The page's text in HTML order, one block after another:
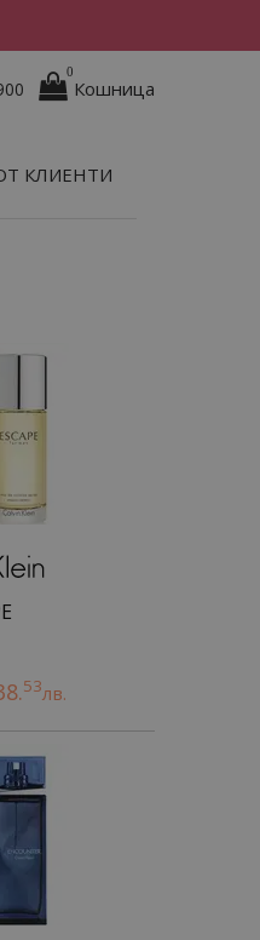
0
Кошница
КЛИЕНТИ
53лв.